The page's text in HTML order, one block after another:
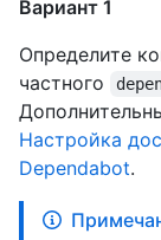
Вариант 1
Определите
частного
Настройка
Dependabot.